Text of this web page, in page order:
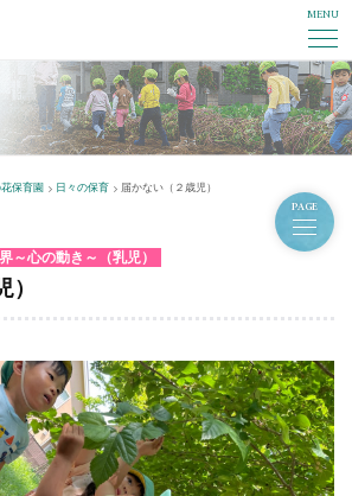
MENU
保育園 日々の保育 届かない（２歳児）
PAGE
～心の動き～（乳児）